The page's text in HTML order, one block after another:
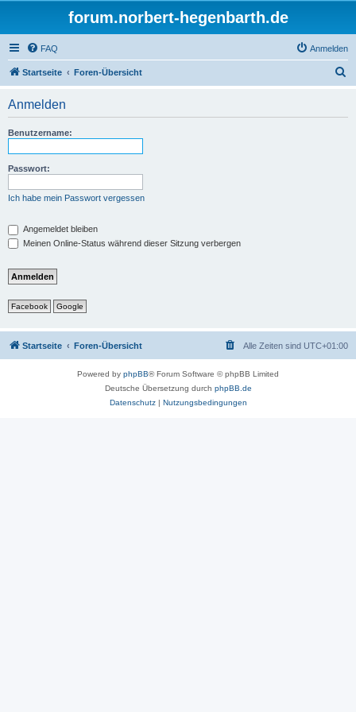
forum.norbert-hegenbarth.de
FAQ Anmelden
Startseite Foren-Übersicht
Anmelden
Benutzername:
Passwort:
Ich habe mein Passwort vergessen
Angemeldet bleiben
Meinen Online-Status während dieser Sitzung verbergen
Facebook Google
Startseite Foren-Übersicht Alle Zeiten sind UTC+01:00
Powered by phpBB® Forum Software © phpBB Limited
Deutsche Übersetzung durch phpBB.de
Datenschutz| Nutzungsbedingungen